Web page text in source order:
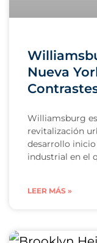
Nueva
Williamsburg
revitalización
desarrollo
industrial en el
LEER MÁS »